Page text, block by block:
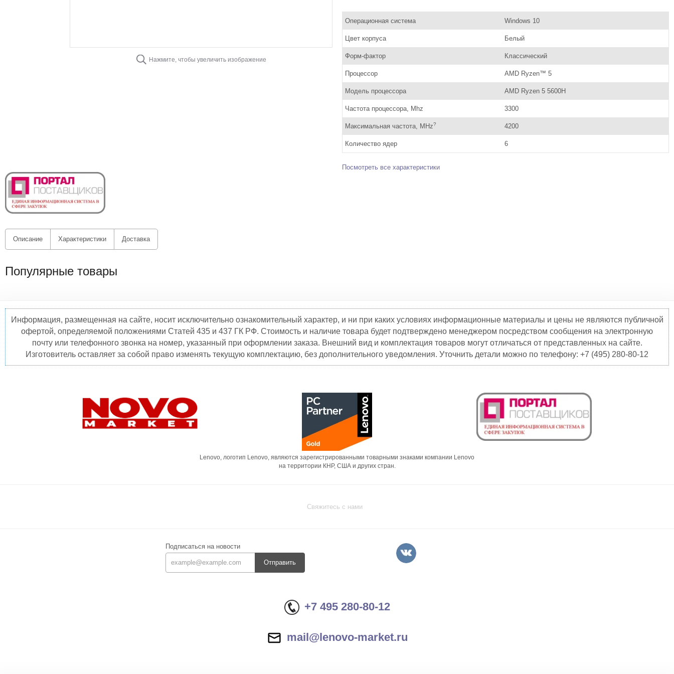
Нажмите, чтобы увеличить изображение
Операционная система Windows 10
Цвет корпуса Белый
Форм-фактор Классический
Процессор AMD Ryzen™ 5
Модель процессора AMD Ryzen 5 5600H
Частота процессора, Mhz 3300
Максимальная частота, MHz? 4200
Количество ядер 6
Посмотреть все характеристики
Описание Характеристики Доставка
Популярные товары
Информация, размещенная на сайте, носит исключительно ознакомительный характер, и ни при каких условиях информационные материалы и цены не являются публичной
офертой, определяемой положениями Статей 435 и 437 ГК РФ. Стоимость и наличие товара будет подтверждено менеджером посредством сообщения на электронную
почту или телефонного звонка на номер, указанный при оформлении заказа. Внешний вид и комплектация товаров могут отличаться от представленных на сайте.
Изготовитель оставляет за собой право изменять текущую комплектацию, без дополнительного уведомления. Уточнить детали можно по телефону: +7 (495) 280-80-12
Lenovo, логотип Lenovo, являются зарегистрированными товарными знаками компании Lenovo
на территории КНР, США и других стран.
Свяжитесь с нами
Подписаться на новости
Отправить
+7 495 280-80-12
mail@lenovo-market.ru